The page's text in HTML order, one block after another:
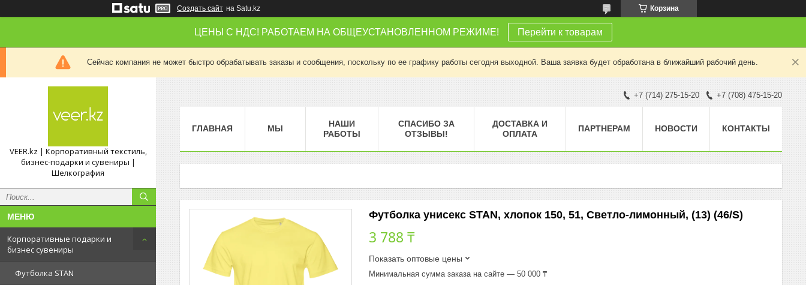
Создать сайт на Satu.kz Корзина
ЦЕНЫ С НДС! РАБОТАЕМ НА ОБЩЕУСТАНОВЛЕННОМ РЕЖИМЕ! Перейти к товарам
Сейчас компания не может быстро обрабатывать заказы и сообщения, поскольку по ее графику работы сегодня выходной. Ваша заявка будет обработана в ближайший рабочий день.
VEER.kz | Корпоративный текстиль,
бизнес-подарки и сувениры |
Шелкография
Корпоративные подарки и
бизнес сувениры
Футболка STAN
+7 (714) 275-15-20 +7 (708) 475-15-20
ГЛАВНАЯ МЫ
НАШИ
РАБОТЫ
СПАСИБО ЗА
ОТЗЫВЫ!
ДОСТАВКА И
ОПЛАТА
ПАРТНЕРАМ НОВОСТИ КОНТАКТЫ
Футболка унисекс STAN, хлопок 150, 51, Светло-лимонный, (13) (46/S)
3 788 ₸
Показать оптовые цены
Минимальная сумма заказа на сайте — 50 000 ₸